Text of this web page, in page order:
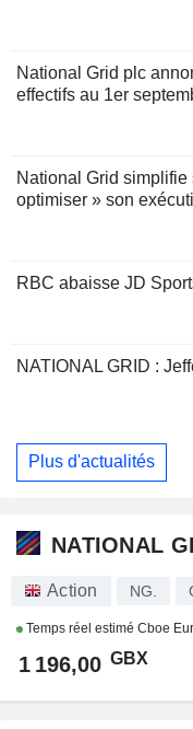
National Grid plc
effectifs au 1er
National Grid
optimiser » son
RBC abaisse JD
NATIONAL GRID :
Plus d'actualités
NATIONAL
Action NG.
Temps réel estimé Cboe
1 196,00 GBX